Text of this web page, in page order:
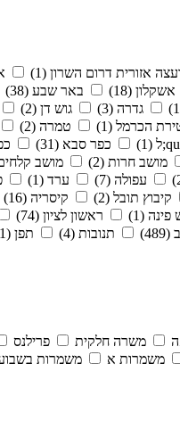
אזורית דרום השרון (1)
אשקלון (18) באר שבע (38)
גדרה (3) גוש דן (2)
הכרמל (1) טמרה (2)
כפר סבא (31)
מושב חרות (2) מושב קלחים
עפולה (7) ערד (1)
קיבוץ תובל (2) קיסריה (16)
(1) ראשון לציון (74)
תנובות (4) תפן (1)
משרה חלקית פרילנס
משמרות א משמרות